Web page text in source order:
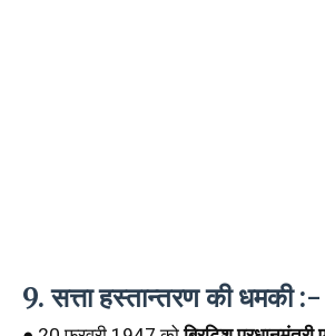
9. सत्ता हस्तान्तरण की धमकी :-